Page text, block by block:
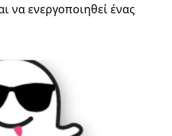
να ενεργοποιηθεί ένας